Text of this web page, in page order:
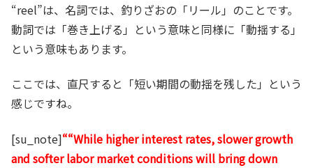
“reel”は、名詞では、釣りざおの「リール」のことです。
動詞では「巻き上げる」という意味と同様に「動揺する」
という意味もあります。
ここでは、直尺すると「短い期間の動揺を残した」という
感じですね。
[su_note]““While higher interest rates, slower growth
and softer labor market conditions will bring down